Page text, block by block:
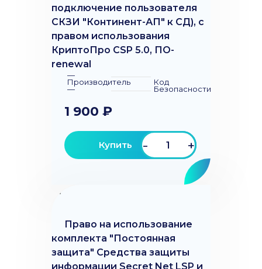
подключение пользователя
СКЗИ "Континент-АП" к СД), с
правом использования
КриптоПро CSP 5.0, ПО-
renewal
—
Производитель
—
Код
Безопасности
1 900 ₽
Купить - +
Право на использование
комплекта "Постоянная
защита" Средства защиты
информации Secret Net LSP и